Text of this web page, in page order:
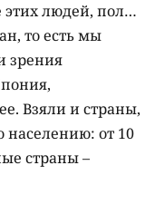
этих людей, пол…
то есть мы
зрения
Взяли и страны,
населению: от 10
страны –